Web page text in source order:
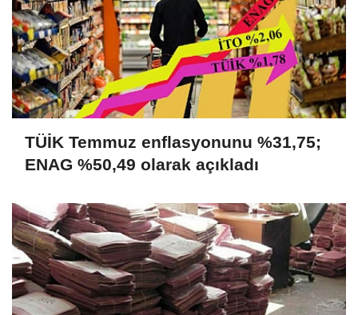
TÜİK Temmuz enflasyonunu %31,75;
ENAG %50,49 olarak açıkladı